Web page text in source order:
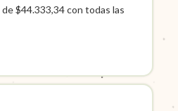
de$44.333,34con todas las